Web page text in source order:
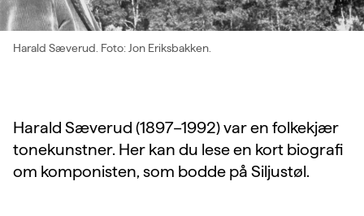
Harald Sæverud. Foto: Jon Eriksbakken.
Harald Sæverud (1897–1992) var en folkekjær
tonekunstner. Her kan du lese en kort biografi
om komponisten, som bodde på Siljustøl.